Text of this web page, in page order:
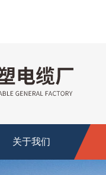
关于我们